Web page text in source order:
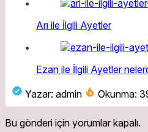
Arı ile İlgili Ayetler
Ezan ile İlgili Ayetler
Yazar: admin
Okunma:
Bu gönderi için yorumlar kapalı.